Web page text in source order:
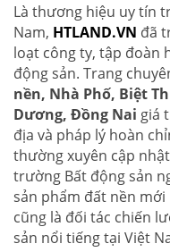
Là thương hiệu uy tín
Nam, HTLAND.VN đã
loạt công ty, tập đoàn
động sản. Trang
nền, Nhà Phố, Biệt
Dương, Đồng Nai giá
địa và pháp lý hoàn
thường xuyên cập
trường Bất động sản
sản phẩm đất nền
cũng là đối tác chiến
sản nổi tiếng tại Việt